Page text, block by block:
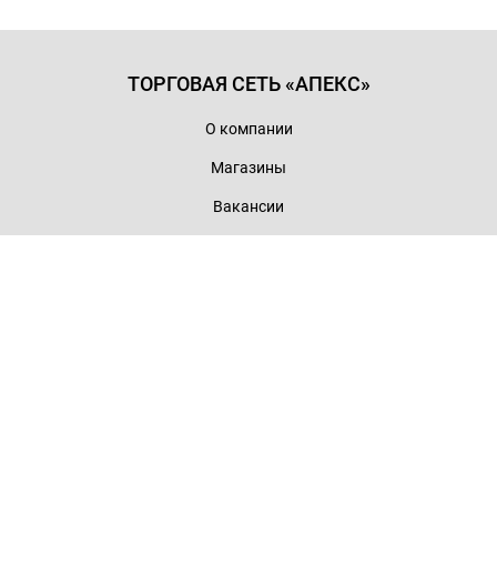
ТОРГОВАЯ СЕТЬ «АПЕКС»
О компании
Магазины
Вакансии